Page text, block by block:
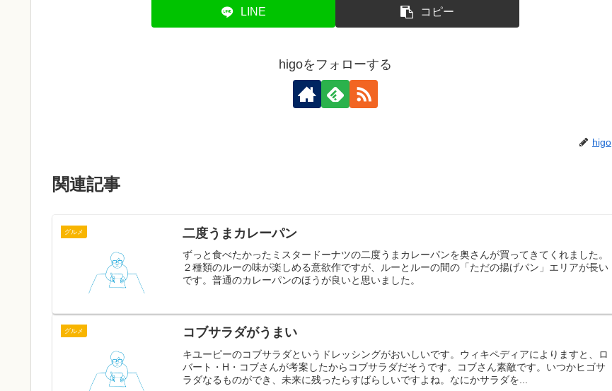
LINE コピー
higoをフォローする
higo
関連記事
グルメ 二度うまカレーパン
ずっと食べたかったミスタードーナツの二度うまカレーパンを奥さんが買ってきてくれました。
２種類のルーの味が楽しめる意欲作ですが、ルーとルーの間の「ただの揚げパン」エリアが長い
です。普通のカレーパンのほうが良いと思いました。
グルメ コブサラダがうまい
キユーピーのコブサラダというドレッシングがおいしいです。ウィキペディアによりますと、ロ
バート・H・コブさんが考案したからコブサラダだそうです。コブさん素敵です。いつかヒゴサ
ラダなるものができ、未来に残ったらすばらしいですよね。なにかサラダを...